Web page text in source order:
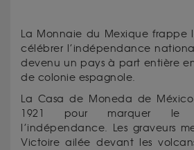
La Monnaie du Mexique frappe
célébrer l’indépendance
devenu un pays à part entière
de colonie espagnole.
La Casa de Moneda de
1921 pour marquer le
l’indépendance. Les graveurs
Victoire ailée devant les